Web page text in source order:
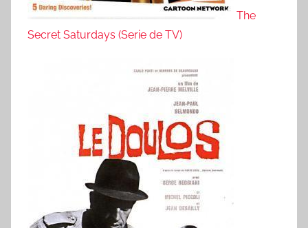
The
Secret Saturdays (Serie de TV)